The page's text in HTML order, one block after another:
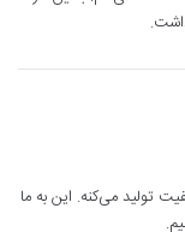
تولید می‌کنه. این به ما